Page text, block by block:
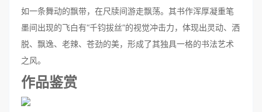
如一条舞动的飘带，在尺牍间游走飘荡。其书作浑厚凝重笔
墨间出现的飞白有“千钧拔丝”的视觉冲击力，体现出灵动、洒
脱、飘逸、老辣、苍劲的美，形成了其独具一格的书法艺术
之风。
作品鉴赏